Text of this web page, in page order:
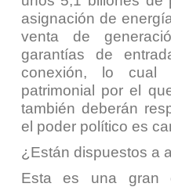
asignación de
venta de
garantías de
conexión, lo cual
patrimonial por el
también deberán
el poder político es
¿Están dispuestos a
Esta es una gran